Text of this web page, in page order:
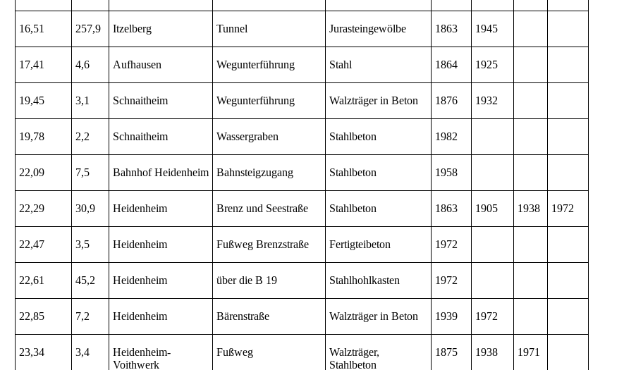
16,51 257,9 Itzelberg Tunnel Jurasteingewölbe 1863 1945
17,41 4,6 Aufhausen Wegunterführung Stahl 1864 1925
19,45 3,1 Schnaitheim Wegunterführung Walzträger in Beton 1876 1932
19,78 2,2 Schnaitheim Wassergraben Stahlbeton 1982
22,09 7,5 Bahnhof Heidenheim Bahnsteigzugang Stahlbeton 1958
22,29 30,9 Heidenheim Brenz und Seestraße Stahlbeton 1863 1905 1938 1972
22,47 3,5 Heidenheim Fußweg Brenzstraße Fertigteibeton 1972
22,61 45,2 Heidenheim über die B 19 Stahlhohlkasten 1972
22,85 7,2 Heidenheim Bärenstraße Walzträger in Beton 1939 1972
23,34 3,4
Heidenheim-
Voithwerk
Fußweg
Walzträger,
Stahlbeton
1875 1938 1971